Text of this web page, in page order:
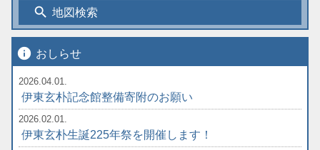
search 地図検索
info おしらせ
2026.04.01.
伊東玄朴記念館整備寄附のお願い
2026.02.01.
伊東玄朴生誕225年祭を開催します！